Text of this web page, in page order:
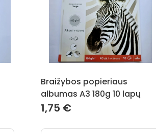
Braižybos popieriaus
albumas A3 180g 10 lapų
1,75 €